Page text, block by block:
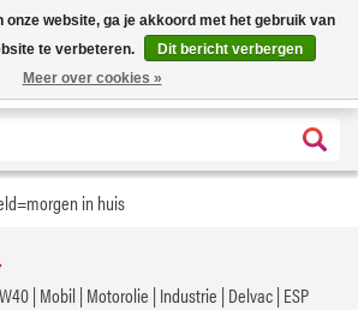
| Nu 25% korting op gehele assortiment
kortingscode ''verfrissend''
X
in huis
| Mobil | Motorolie | Industrie | Delvac | ESP
onze website, ga je akkoord met het gebruik van
te verbeteren.
Dit bericht verbergen
Meer over cookies »